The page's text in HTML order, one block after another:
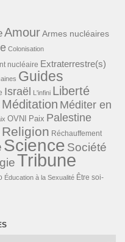
AmourArmes nucléaires
Colonisation
nucléaire Extraterrestre(s)
Guides
Israël L'infini Liberté
Méditation Méditer en
OVNI Paix Palestine
Religion Réchauffement
Science Société
Tribune
Éducation à la Sexualité Être soi-